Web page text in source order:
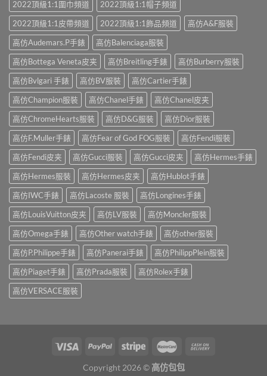
2022頂級1:1圍巾頻道
2022頂級1:1帽子頻道
2022頂級1:1皮帶頻道
2022頂級1:1飾品頻道
高仿A&F服裝
高仿Audemars.P手錶
高仿Balenciaga服裝
高仿Bottega Veneta皮夹
高仿Breitling手錶
高仿Burberry服裝
高仿Bvlgari 手錶
高仿BV服裝
高仿Cartier手錶
高仿Champion服裝
高仿Chanel手錶
高仿Chanel皮夹
高仿ChromeHearts服裝
高仿D&G服裝
高仿Dior服裝
高仿F.Muller手錶
高仿Fear of God FOG服裝
高仿Fendi服裝
高仿Fendi皮夹
高仿Gucci服裝 高仿Gucci皮夹
高仿Hermes手錶
高仿Hermes服裝
高仿Hermes皮夹
高仿Hublot手錶
高仿IWC手錶
高仿Lacoste 服裝
高仿Longines手錶
高仿LouisVuitton皮夹
高仿LV服裝
高仿Moncler服裝
高仿Omega手錶
高仿Other watch手錶
高仿other服裝
高仿P.Philippe手錶
高仿Panerai手錶
高仿PhilippPlein服裝
高仿Piaget手錶
高仿Prada服裝
高仿Rolex手錶
高仿VERSACE服裝
Copyright 2026 © 高仿包包